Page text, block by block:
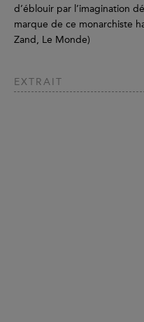
d’éblouir par l’imagination
marque de ce monarchiste
Zand, Le Monde)
EXTRAIT